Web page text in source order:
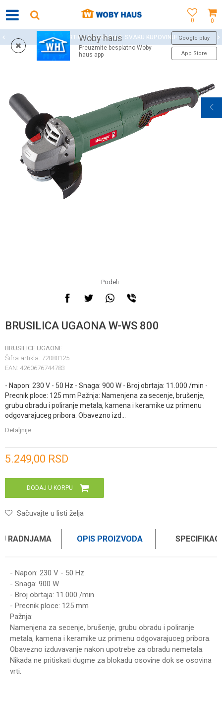
0
0
Woby haus
Preuzmite besplatno Woby
haus app
Google play
App Store
WOBY KARTICA NAGRAĐUJE SVAKU KUPOVINU!
Podeli
BRUSILICA UGAONA W-WS 800
BRUSILICE UGAONE
Šifra artikla: 72080125
EAN: 4260676744783
- Napon: 230 V - 50 Hz - Snaga: 900 W - Broj obrtaja: 11.000 /min -
Precnik ploce: 125 mm Pažnja: Namenjena za secenje, brušenje,
grubu obradu i poliranje metala, kamena i keramike uz primenu
odgovarajuceg pribora. Obavezno izd
Detaljnije
5.249,00 RSD
DODAJ U KORPU
Sačuvajte u listi želja
RADNJAMA OPIS PROIZVODA
- Napon: 230 V - 50 Hz
- Snaga: 900 W
- Broj obrtaja: 11.000 /min
- Precnik ploce: 125 mm
Pažnja:
Namenjena za secenje, brušenje, grubu obradu i poliranje
metala, kamena i keramike uz primenu odgovarajuceg pribora.
Obavezno izduvavanje nakon upotrebe za obradu nemetala.
Nikada ne pritiskati dugme za blokadu osovine dok se osovina
vrti.